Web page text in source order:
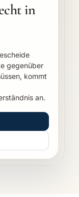
in
gegenüber
kommt
an.